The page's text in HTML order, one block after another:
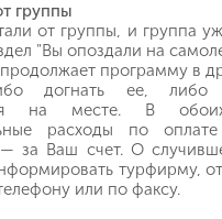
группы
от группы, и группа
"Вы опоздали на
продолжает программу в
догнать ее, либо
на месте. В
расходы по
за Ваш счет. О
турфирму,
или по факсу.